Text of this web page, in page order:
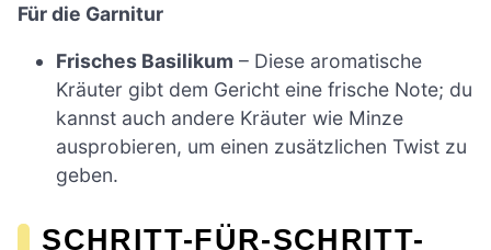
Für die Garnitur
Frisches Basilikum – Diese aromatische
Kräuter gibt dem Gericht eine frische Note; du
kannst auch andere Kräuter wie Minze
ausprobieren, um einen zusätzlichen Twist zu
geben.
SCHRITT-FÜR-SCHRITT-